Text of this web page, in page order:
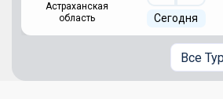
Астраханская
область
Сегодня
Все